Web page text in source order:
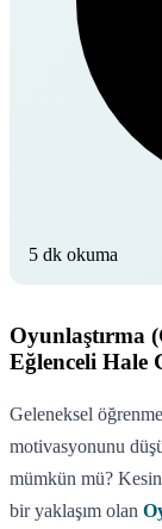
5 dk okuma
Oyunlaştırma
Eğlenceli Hale
Geleneksel
motivasyonunu
mümkün mü?
bir yaklaşım olan